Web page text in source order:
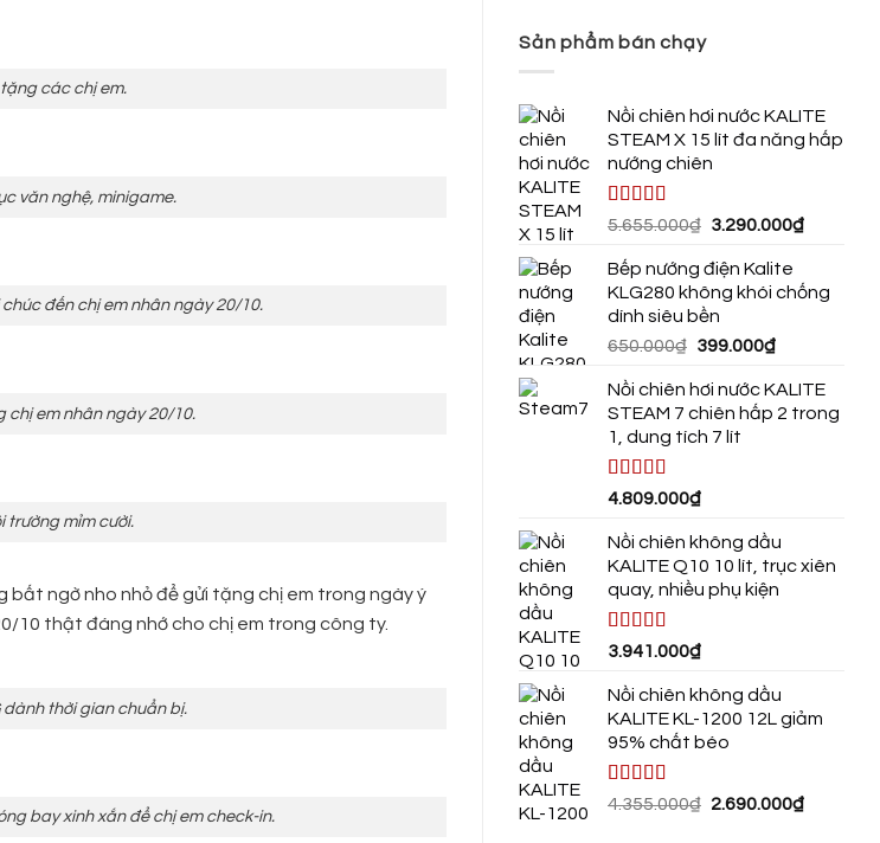
các chị em.
văn nghệ, minigame.
đến chị em nhân ngày 20/10.
chị em nhân ngày 20/10.
trường mỉm cười.
bất ngờ nho nhỏ để gửi tặng chị em trong ngày ý
10 thật đáng nhớ cho chị em trong công ty.
dành thời gian chuẩn bị.
bay xinh xắn để chị em check-in.
Sản phẩm bán chạy
Nồi chiên hơi nước KALITE
STEAM X 15 lít đa năng hấp
nướng chiên
Được xếp
5 sao
5.655.000₫ Giá
là:
5.655.000₫.
3.290.000₫Giá
là:
Bếp nướng điện Kalite
KLG280 không khói chống
dính siêu bền
650.000₫ Giá
là:
650.000₫.
399.000₫Giá
tại
là:
Nồi chiên hơi nước KALITE
STEAM 7 chiên hấp 2 trong
1, dung tích 7 lít
Được xếp
sao
4.809.000₫
Nồi chiên không dầu
KALITE Q10 10 lít, trục xiên
quay, nhiều phụ kiện
Được xếp
sao
3.941.000₫
Nồi chiên không dầu
KALITE KL-1200 12L giảm
95% chất béo
Được xếp
4.355.000₫ Giá
2.690.000₫Giá